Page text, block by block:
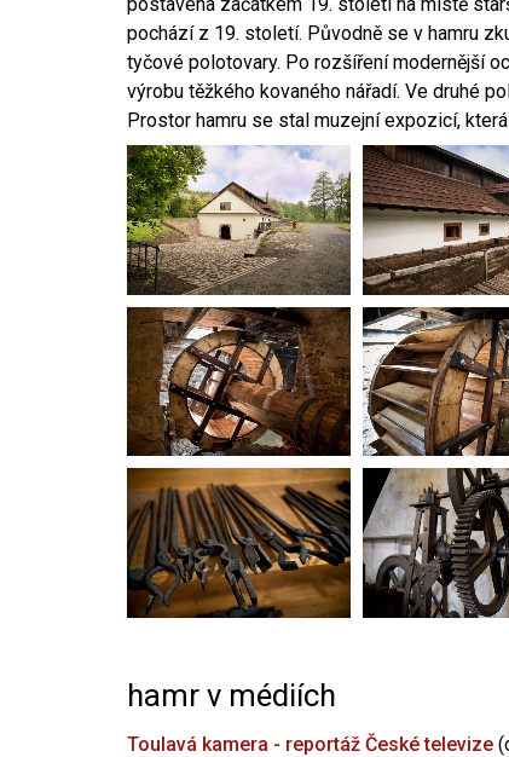
pochází z 19. století. Původně se v hamru
tyčové polotovary. Po rozšíření modernější
výrobu těžkého kovaného nářadí. Ve druhé
Prostor hamru se stal muzejní expozicí,
hamr v médiích
Toulavá kamera - reportáž České televize